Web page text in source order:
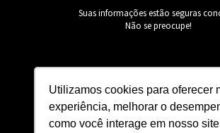
Utilizamos cookies para oferecer
experiência, melhorar o
como você interage em nosso
Suas informações estão seguras
Não se preocupe!